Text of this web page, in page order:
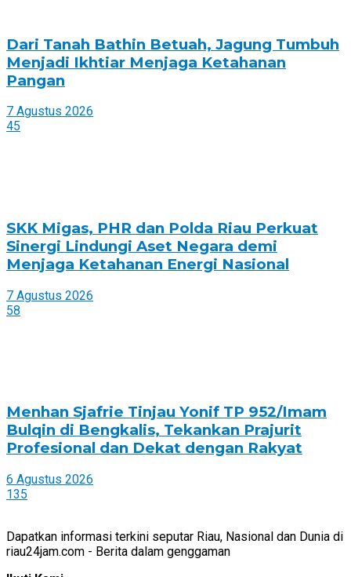
Dari Tanah Bathin Betuah, Jagung Tumbuh
Menjadi Ikhtiar Menjaga Ketahanan
Pangan
7 Agustus 2026
45
SKK Migas, PHR dan Polda Riau Perkuat
Sinergi Lindungi Aset Negara demi
Menjaga Ketahanan Energi Nasional
7 Agustus 2026
58
Menhan Sjafrie Tinjau Yonif TP 952/Imam
Bulqin di Bengkalis, Tekankan Prajurit
Profesional dan Dekat dengan Rakyat
6 Agustus 2026
135
Dapatkan informasi terkini seputar Riau, Nasional dan Dunia di
riau24jam.com - Berita dalam genggaman